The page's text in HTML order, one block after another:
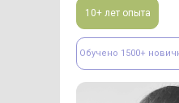
Обучено 1500+
10+ лет опыта